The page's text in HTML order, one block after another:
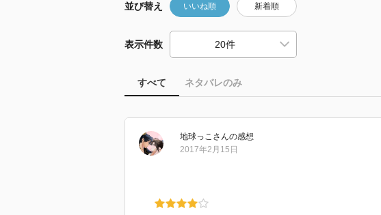
並び替え いいね順 新着順
表示件数
すべて ネタバレのみ
地球っこ さんの感想
2017年2月15日